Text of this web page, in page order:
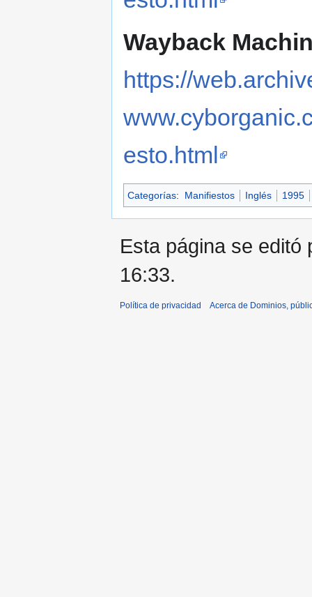
Wayback
https://
esto.html
Categorías: Manifiestos Inglés 1995
Esta página se editó
16:33.
Política de privacidad Acerca de Dominios,